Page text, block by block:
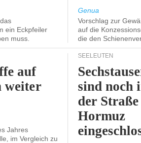
ein Eckpfeiler
muss.
Genua
Vorschlag zur
auf die
die den
auf
weiter
Jahres
im Vergleich zu
SEELEUTEN
sind noch
der
Hormuz